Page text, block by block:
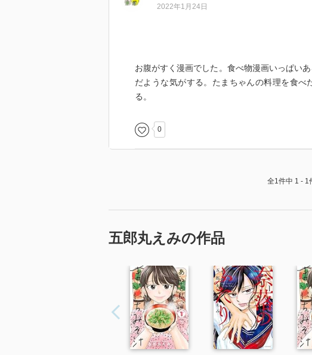
2022年1月24日
お腹がすく漫画でした。食べ物漫画いっぱい
だような気がする。たまちゃんの料理を食
る。
0
全1件中 1 - 1
五郎丸えみの作品